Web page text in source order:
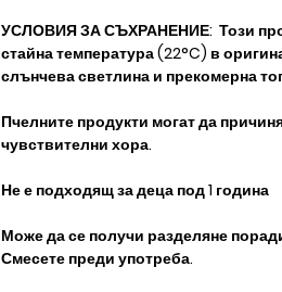
УСЛОВИЯ ЗА СЪХРАНЕНИЕ: Този
стайна температура (22°C) в
слънчева светлина и прекомерна
Пчелните продукти могат да
чувствителни хора.
Не е подходящ за деца под 1 година
Може да се получи разделяне
Смесете преди употреба.